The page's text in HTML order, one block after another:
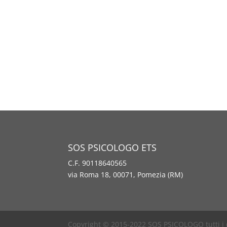
SOS PSICOLOGO ETS
C.F. 90118640565
via Roma 18, 00071, Pomezia (RM)
Copyright © 2015-2022 SOS PSICOLOGO tutti